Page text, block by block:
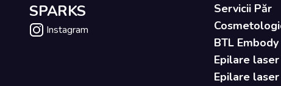
SPARKS
Instagram
Servicii Păr
BTL
Epilare
Epilare